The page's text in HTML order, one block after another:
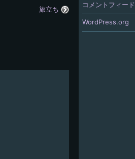
旅立ち
コメントフィード
WordPress.org